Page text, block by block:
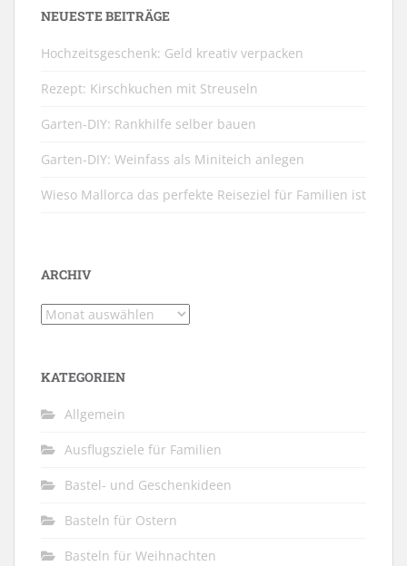
NEUESTE BEITRÄGE
Hochzeitsgeschenk: Geld kreativ verpacken
Rezept: Kirschkuchen mit Streuseln
Garten-DIY: Rankhilfe selber bauen
Garten-DIY: Weinfass als Miniteich anlegen
Wieso Mallorca das perfekte Reiseziel für Familien ist
ARCHIV
Archiv
KATEGORIEN
Allgemein
Ausflugsziele für Familien
Bastel- und Geschenkideen
Basteln für Ostern
Basteln für Weihnachten